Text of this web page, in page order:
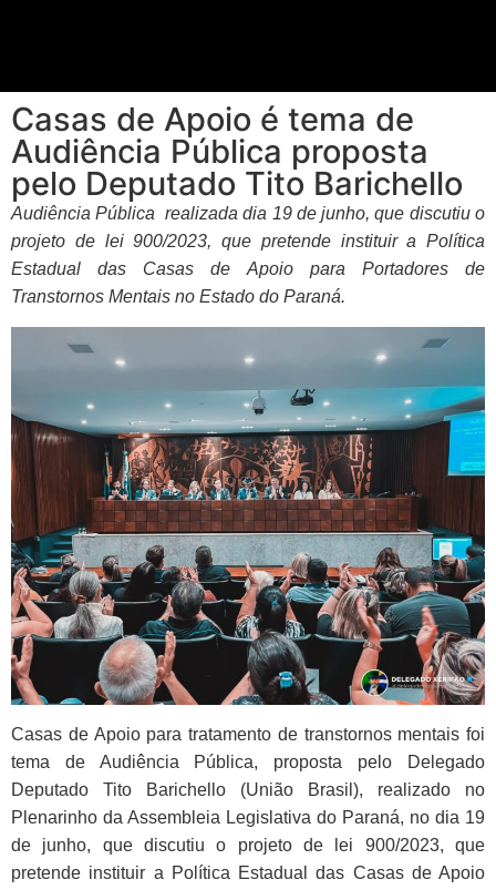
Casas de Apoio é tema de
Audiência Pública proposta
pelo Deputado Tito Barichello
Audiência Pública realizada dia 19 de junho,que discutiu o
projeto de lei 900/2023, que pretende instituir a Política
Estadual das Casas de Apoio para Portadores de
Transtornos Mentais no Estado do Paraná.
Casas de Apoio para tratamento de transtornos mentais foi
tema de Audiência Pública, proposta pelo Delegado
Deputado Tito Barichello (União Brasil), realizado no
Plenarinho da Assembleia Legislativa do Paraná, no dia 19
de junho, que discutiu o projeto de lei 900/2023, que
pretende instituir a Política Estadual das Casas de Apoio